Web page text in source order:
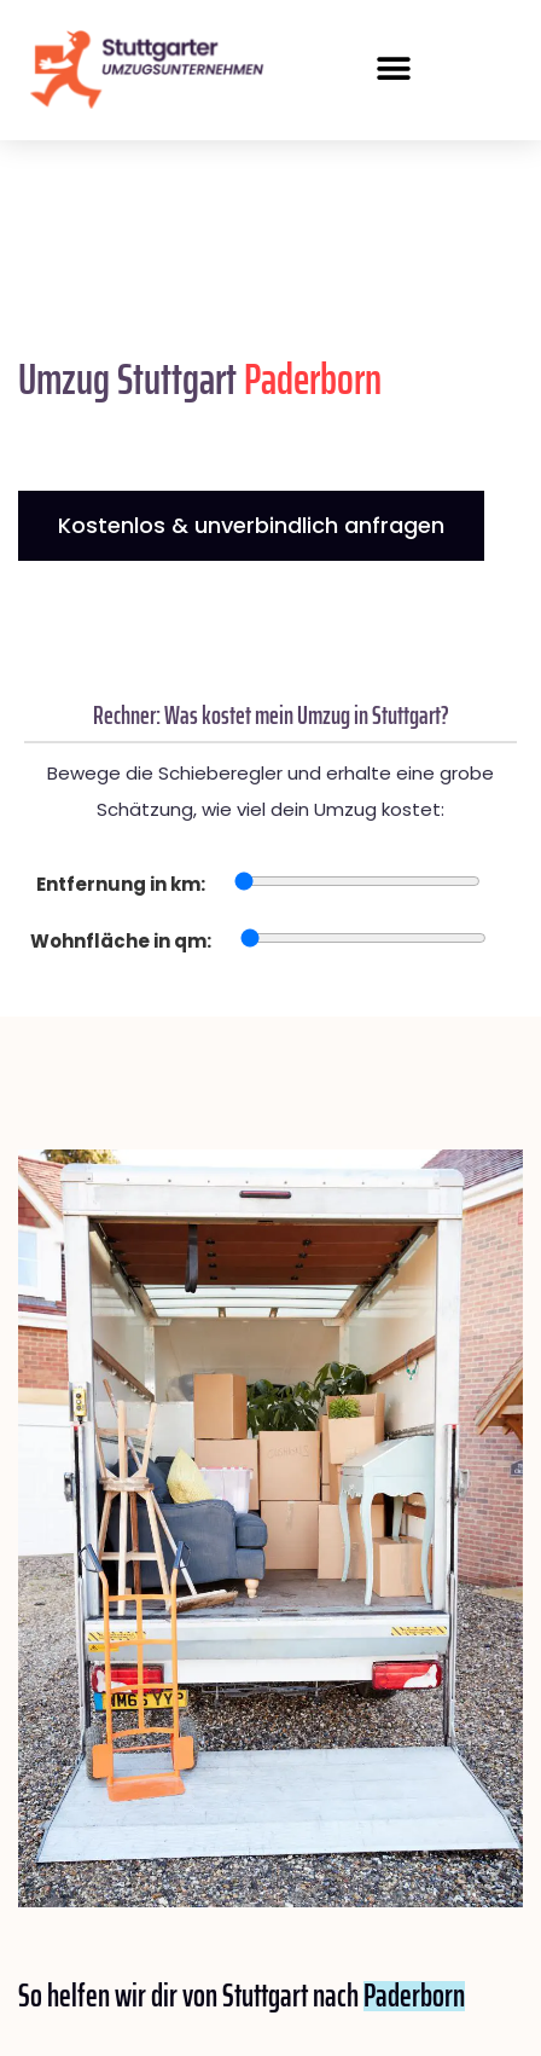
Umzug StuttgartPaderborn
Kostenlos & unverbindlich anfragen
Rechner: Was kostet mein Umzug in Stuttgart?
Bewege die Schieberegler und erhalte eine grobe
Schätzung, wie viel dein Umzug kostet:
Entfernung in km:
Wohnfläche in qm:
So helfen wir dir von Stuttgart nachPaderborn